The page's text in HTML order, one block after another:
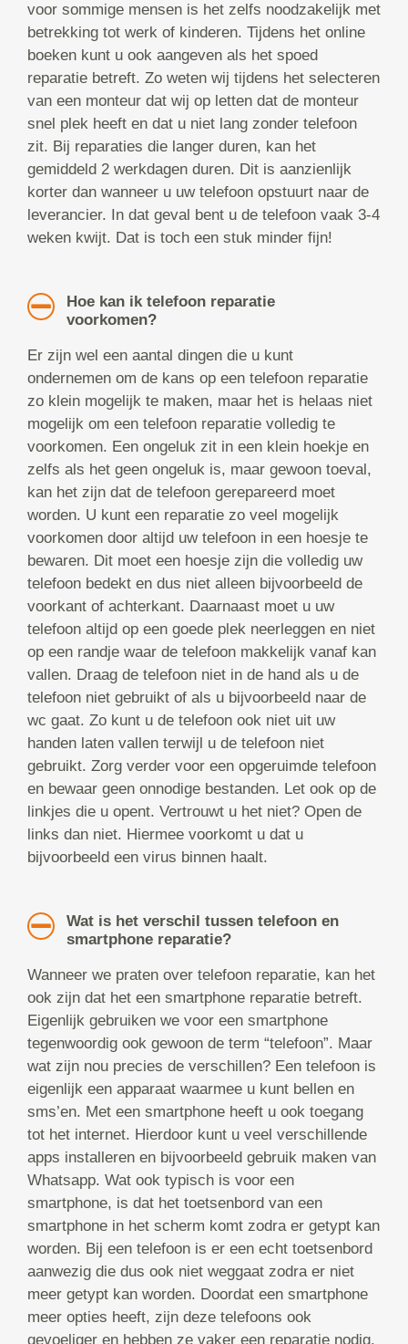
voor sommige mensen is het zelfs noodzakelijk met
betrekking tot werk of kinderen. Tijdens het online
boeken kunt u ook aangeven als het spoed
reparatie betreft. Zo weten wij tijdens het selecteren
van een monteur dat wij op letten dat de monteur
snel plek heeft en dat u niet lang zonder telefoon
zit. Bij reparaties die langer duren, kan het
gemiddeld 2 werkdagen duren. Dit is aanzienlijk
korter dan wanneer u uw telefoon opstuurt naar de
leverancier. In dat geval bent u de telefoon vaak 3-4
weken kwijt. Dat is toch een stuk minder fijn!
Hoe kan ik telefoon reparatie
voorkomen?
Er zijn wel een aantal dingen die u kunt
ondernemen om de kans op een telefoon reparatie
zo klein mogelijk te maken, maar het is helaas niet
mogelijk om een telefoon reparatie volledig te
voorkomen. Een ongeluk zit in een klein hoekje en
zelfs als het geen ongeluk is, maar gewoon toeval,
kan het zijn dat de telefoon gerepareerd moet
worden. U kunt een reparatie zo veel mogelijk
voorkomen door altijd uw telefoon in een hoesje te
bewaren. Dit moet een hoesje zijn die volledig uw
telefoon bedekt en dus niet alleen bijvoorbeeld de
voorkant of achterkant. Daarnaast moet u uw
telefoon altijd op een goede plek neerleggen en niet
op een randje waar de telefoon makkelijk vanaf kan
vallen. Draag de telefoon niet in de hand als u de
telefoon niet gebruikt of als u bijvoorbeeld naar de
wc gaat. Zo kunt u de telefoon ook niet uit uw
handen laten vallen terwijl u de telefoon niet
gebruikt. Zorg verder voor een opgeruimde telefoon
en bewaar geen onnodige bestanden. Let ook op de
linkjes die u opent. Vertrouwt u het niet? Open de
links dan niet. Hiermee voorkomt u dat u
bijvoorbeeld een virus binnen haalt.
Wat is het verschil tussen telefoon en
smartphone reparatie?
Wanneer we praten over telefoon reparatie, kan het
ook zijn dat het een smartphone reparatie betreft.
Eigenlijk gebruiken we voor een smartphone
tegenwoordig ook gewoon de term “telefoon”. Maar
wat zijn nou precies de verschillen? Een telefoon is
eigenlijk een apparaat waarmee u kunt bellen en
sms’en. Met een smartphone heeft u ook toegang
tot het internet. Hierdoor kunt u veel verschillende
apps installeren en bijvoorbeeld gebruik maken van
Whatsapp. Wat ook typisch is voor een
smartphone, is dat het toetsenbord van een
smartphone in het scherm komt zodra er getypt kan
worden. Bij een telefoon is er een echt toetsenbord
aanwezig die dus ook niet weggaat zodra er niet
meer getypt kan worden. Doordat een smartphone
meer opties heeft, zijn deze telefoons ook
gevoeliger en hebben ze vaker een reparatie nodig.